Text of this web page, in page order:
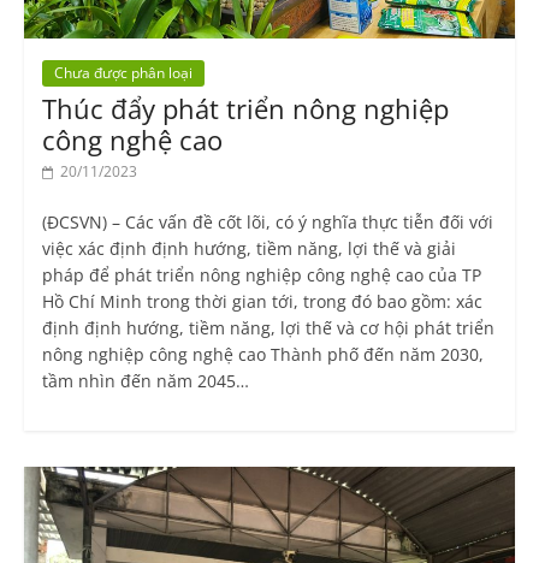
Chưa được phân loại
Thúc đẩy phát triển nông nghiệp
công nghệ cao
20/11/2023
(ĐCSVN) – Các vấn đề cốt lõi, có ý nghĩa thực tiễn đối với
việc xác định định hướng, tiềm năng, lợi thế và giải
pháp để phát triển nông nghiệp công nghệ cao của TP
Hồ Chí Minh trong thời gian tới, trong đó bao gồm: xác
định định hướng, tiềm năng, lợi thế và cơ hội phát triển
nông nghiệp công nghệ cao Thành phố đến năm 2030,
tầm nhìn đến năm 2045…